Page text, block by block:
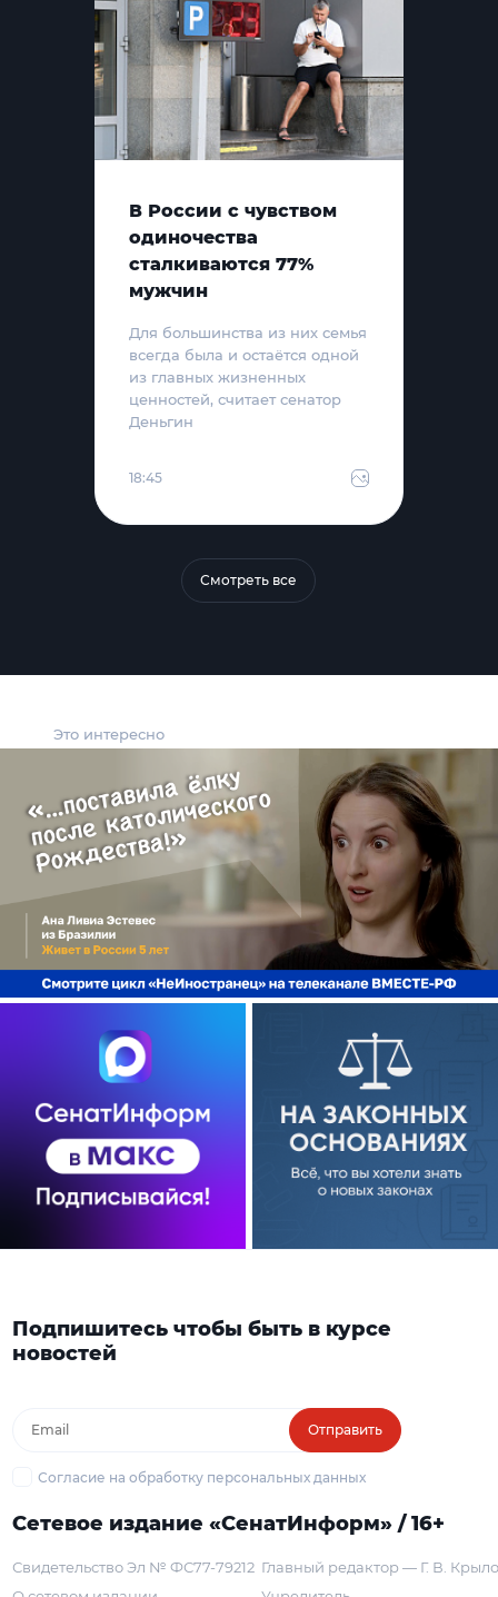
Это интересно
В России с чувством
одиночества
сталкиваются 77%
мужчин
Для большинства из них семья
всегда была и остаётся одной
из главных жизненных
ценностей, считает сенатор
Деньгин
18:45
Смотреть все
Подпишитесь чтобы быть в курсе
новостей
Отправить
Согласие на обработку персональных данных
Сетевое издание «СенатИнформ» / 16+
Свидетельство Эл № ФС77-79212 Главный редактор — Г. В.